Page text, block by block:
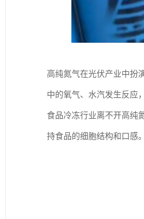
高纯氮气在光伏产业中扮
中的氧气、水汽发生反应
食品冷冻行业离不开高纯
持食品的细胞结构和口感